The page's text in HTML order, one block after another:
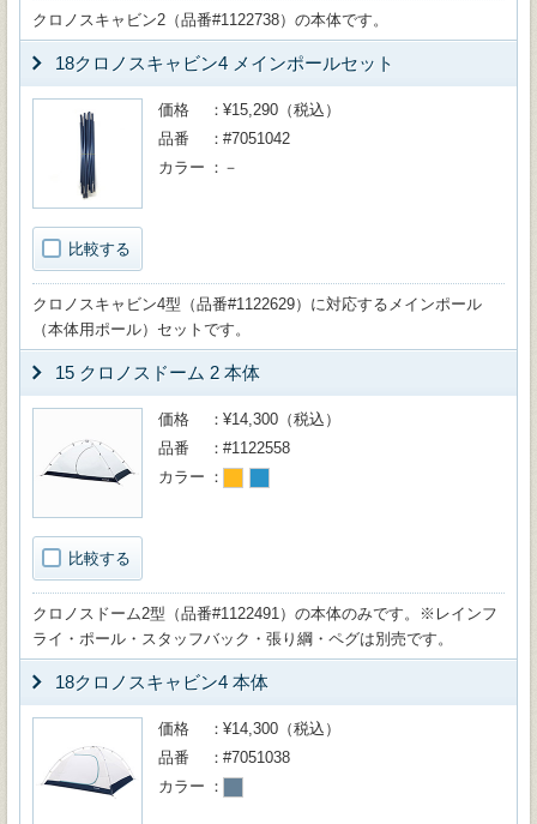
クロノスキャビン2（品番#1122738）の本体です。
18クロノスキャビン4 メインポールセット
比較する
価格
¥15,290（税込）
品番
#7051042
カラー
－
クロノスキャビン4型（品番#1122629）に対応するメインポール
（本体用ポール）セットです。
15 クロノスドーム 2 本体
比較する
価格
¥14,300（税込）
品番
#1122558
カラー
クロノスドーム2型（品番#1122491）の本体のみです。※レインフ
ライ・ポール・スタッフバック・張り綱・ペグは別売です。
18クロノスキャビン4 本体
価格
¥14,300（税込）
品番
#7051038
カラー